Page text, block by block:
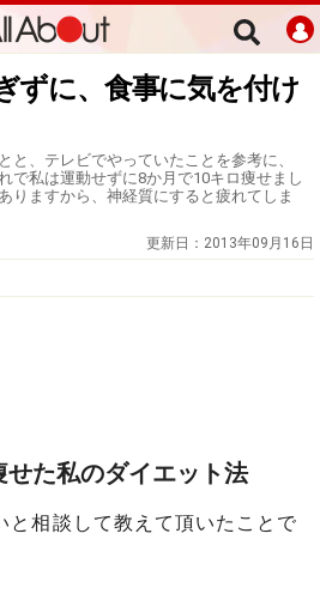
ずに、食事に気を付け
と、テレビでやっていたことを参考に、
で私は運動せずに8か月で10キロ痩せまし
りますから、神経質にすると疲れてしま
更新日： 2013年09月16日
せた私のダイエット法
と相談して教えて頂いたことで